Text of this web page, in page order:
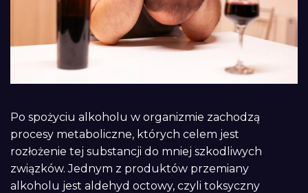
Po spożyciu alkoholu w organizmie zachodzą
procesy metaboliczne, których celem jest
rozłożenie tej substancji do mniej szkodliwych
związków. Jednym z produktów przemiany
alkoholu jest aldehyd octowy, czyli toksyczny